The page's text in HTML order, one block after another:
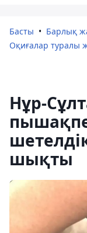
Басты
Барлық
Оқиғалар туралы
Нұр-
шықты